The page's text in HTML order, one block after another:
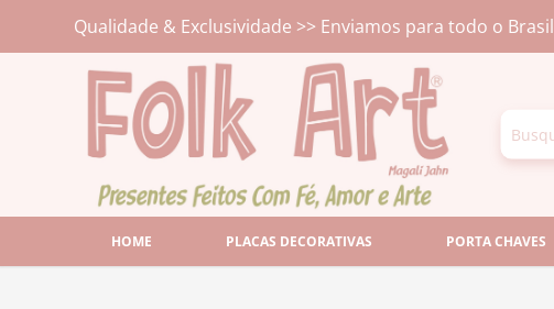
Qualidade & Exclusividade >> Enviamos para todo o Brasil
HOME PLACAS DECORATIVAS PORTA CHAVES